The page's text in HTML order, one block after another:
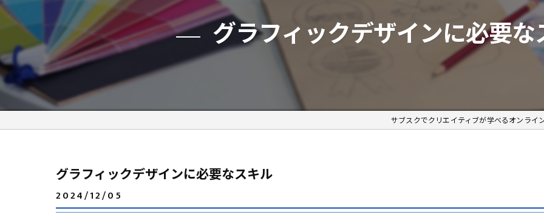
グラフィックデザインに必要な
サブスクでクリエイティブが学べるオンライ
グラフィックデザインに必要なスキル
2024/12/05